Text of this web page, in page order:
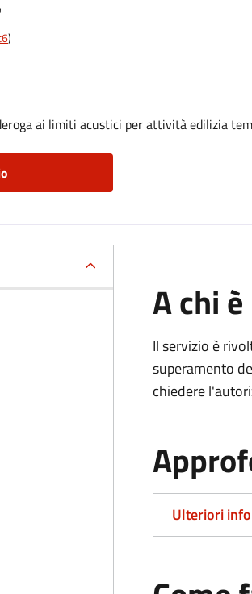
)
ai limiti acustici per attività edilizia
A chi
Il servizio è
superamento
chiedere
Ulteriori